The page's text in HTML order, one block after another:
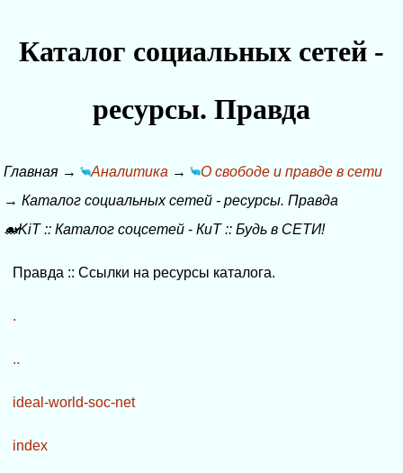
Каталог социальных сетей -
ресурсы. Правда
Главная → Аналитика →
О свободе и правде в сети
→ Каталог социальных сетей - ресурсы. Правда
🐋KiT:: Каталог соцсетей - КиТ:: Будь в СЕТИ!
Правда :: Ссылки на ресурсы каталога.
.
..
ideal-world-soc-net
index